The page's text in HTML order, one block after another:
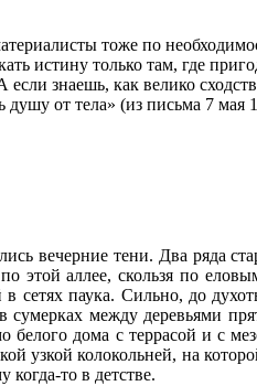
тоже по
истину только там, где
знаешь, как велико
от тела» (из письма 7 мая
вечерние тени. Два ряда
этой аллее, скользя по
сетях паука. Сильно, до
между деревьями
белого дома с террасой и с
узкой колокольней, на
то в детстве.